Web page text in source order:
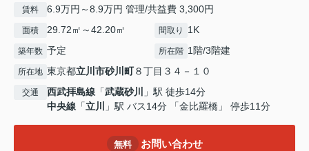
賃料 6.9万円～8.9万円 管理/共益費 3,300円
面積 29.72㎡～42.20㎡ 間取り 1K
築年数 予定 所在階 1階/3階建
所在地 東京都立川市砂川町８丁目３４－１０
交通 西武拝島線 「武蔵砂川
」駅 徒歩14分
中央線 「立川 」駅 バス14分 「金比羅橋」 停歩11分
無料 お問い合わせ